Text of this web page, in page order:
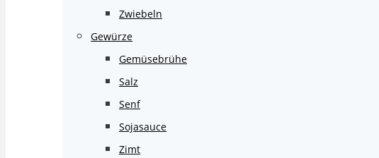
Zwiebeln
Gewürze
Gemüsebrühe
Salz
Senf
Sojasauce
Zimt